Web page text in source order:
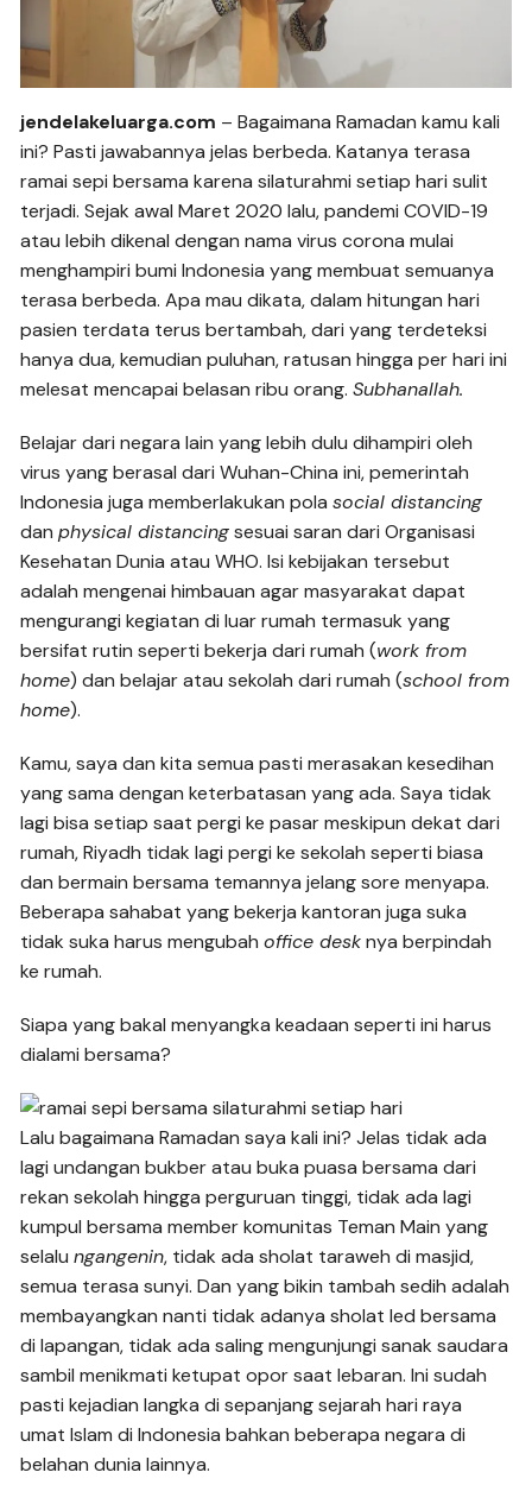
jendelakeluarga.com – Bagaimana Ramadan kamu kali
ini? Pasti jawabannya jelas berbeda. Katanya terasa
ramai sepi bersama karena silaturahmi setiap hari sulit
terjadi. Sejak awal Maret 2020 lalu, pandemi COVID-19
atau lebih dikenal dengan nama virus corona mulai
menghampiri bumi Indonesia yang membuat semuanya
terasa berbeda. Apa mau dikata, dalam hitungan hari
pasien terdata terus bertambah, dari yang terdeteksi
hanya dua, kemudian puluhan, ratusan hingga per hari ini
melesat mencapai belasan ribu orang.Subhanallah.
Belajar dari negara lain yang lebih dulu dihampiri oleh
virus yang berasal dari Wuhan-China ini, pemerintah
Indonesia juga memberlakukan polasocial distancing
danphysical distancingsesuai saran dari Organisasi
Kesehatan Dunia atau WHO. Isi kebijakan tersebut
adalah mengenai himbauan agar masyarakat dapat
mengurangi kegiatan di luar rumah termasuk yang
bersifat rutin seperti bekerja dari rumah (work from
home) dan belajar atau sekolah dari rumah (school from
home).
Kamu, saya dan kita semua pasti merasakan kesedihan
yang sama dengan keterbatasan yang ada. Saya tidak
lagi bisa setiap saat pergi ke pasar meskipun dekat dari
rumah, Riyadh tidak lagi pergi ke sekolah seperti biasa
dan bermain bersama temannya jelang sore menyapa.
Beberapa sahabat yang bekerja kantoran juga suka
tidak suka harus mengubahoffice desknya berpindah
ke rumah.
Siapa yang bakal menyangka keadaan seperti ini harus
dialami bersama?
Lalu bagaimana Ramadan saya kali ini? Jelas tidak ada
lagi undangan bukber atau buka puasa bersama dari
rekan sekolah hingga perguruan tinggi, tidak ada lagi
kumpul bersama member komunitas Teman Main yang
selalungangenin, tidak ada sholat taraweh di masjid,
semua terasa sunyi. Dan yang bikin tambah sedih adalah
membayangkan nanti tidak adanya sholat Ied bersama
di lapangan, tidak ada saling mengunjungi sanak saudara
sambil menikmati ketupat opor saat lebaran. Ini sudah
pasti kejadian langka di sepanjang sejarah hari raya
umat Islam di Indonesia bahkan beberapa negara di
belahan dunia lainnya.